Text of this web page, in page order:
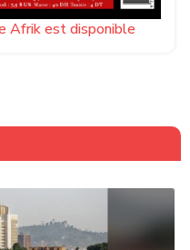
Afrik est disponible